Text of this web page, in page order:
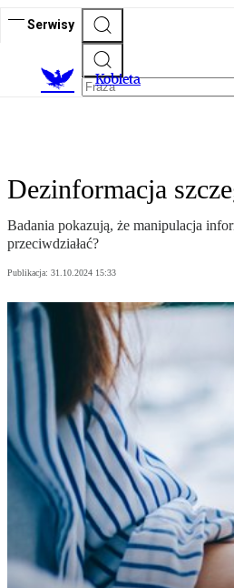
Serwisy
Kobieta
Dezinformacja
Badania pokazują, że manipulacja
przeciwdziałać?
Publikacja: 31.10.2024 15:33